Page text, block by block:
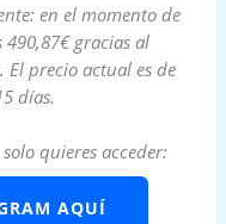
en el momento de
gracias al
El precio actual es de
días.
quieres acceder:
AQUÍ